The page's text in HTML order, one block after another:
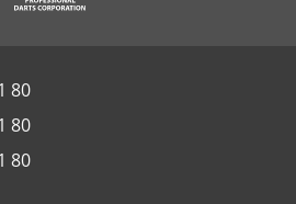
5000
80
80
80